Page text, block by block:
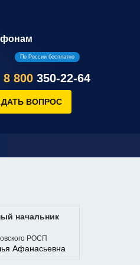
По России бесплатно
8 800 350-22-64
начальник
РОСП
Афанасьевна